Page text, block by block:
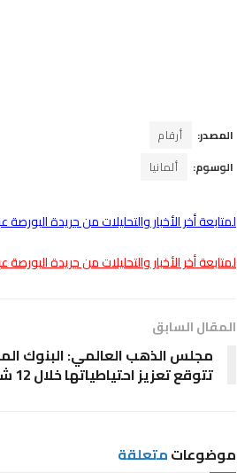
المصدر:
أرقام
الوسوم:
ألمانيا
لمتابعة أخر الأخبار والتحليلات من جريدة
لمتابعة أخر الأخبار والتحليلات من جريدة البورصة
المقال السابق
مجلس الذهب العالمي: البنوك
تتوقع تعزيز احتياطياتها خلال 12 شهرًا
موضوعاتمتعلقة